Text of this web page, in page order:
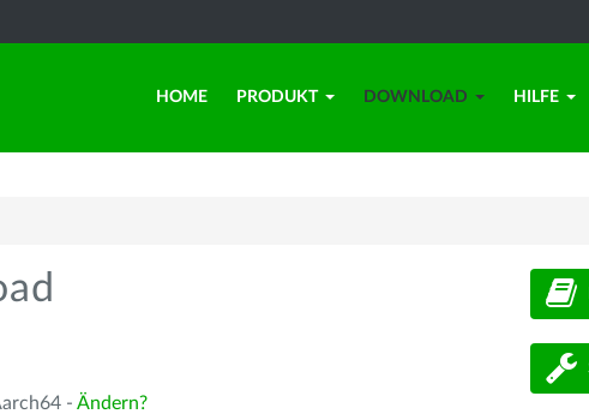
HOME PRODUKT DOWNLOAD HILFE
- Ändern?